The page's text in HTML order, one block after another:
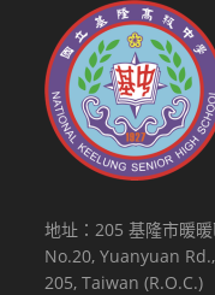
地址：205 基隆市暖
No.20, Yuanyuan
205, Taiwan (R.O.C.)